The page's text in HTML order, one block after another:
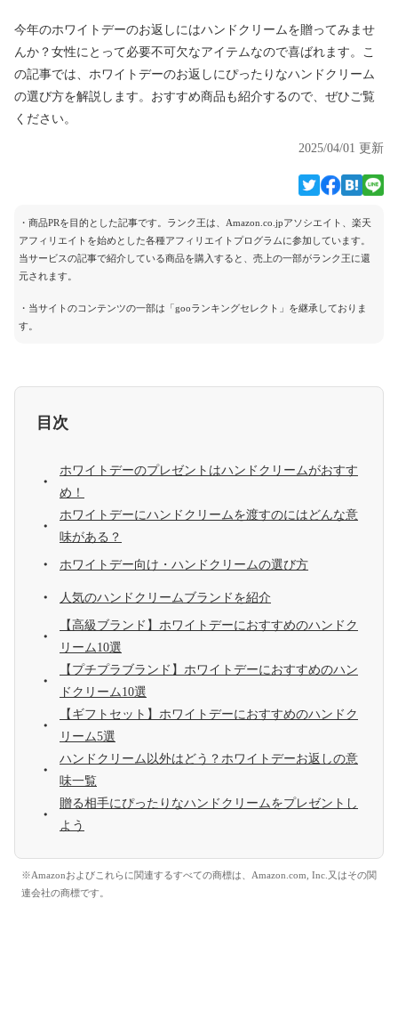
今年のホワイトデーのお返しにはハンドクリームを贈ってみませ
んか？女性にとって必要不可欠なアイテムなので喜ばれます。こ
の記事では、ホワイトデーのお返しにぴったりなハンドクリーム
の選び方を解説します。おすすめ商品も紹介するので、ぜひご覧
ください。
2025/04/01 更新
・商品PRを目的とした記事です。ランク王は、Amazon.co.jpアソシエイト、楽天
アフィリエイトを始めとした各種アフィリエイトプログラムに参加しています。
当サービスの記事で紹介している商品を購入すると、売上の一部がランク王に還
元されます。
・当サイトのコンテンツの一部は「gooランキングセレクト」を継承しておりま
す。
目次
ホワイトデーのプレゼントはハンドクリームがおすす
め！
ホワイトデーにハンドクリームを渡すのにはどんな意
味がある？
ホワイトデー向け・ハンドクリームの選び方
人気のハンドクリームブランドを紹介
【高級ブランド】ホワイトデーにおすすめのハンドク
リーム10選
【プチプラブランド】ホワイトデーにおすすめのハン
ドクリーム10選
【ギフトセット】ホワイトデーにおすすめのハンドク
リーム5選
ハンドクリーム以外はどう？ホワイトデーお返しの意
味一覧
贈る相手にぴったりなハンドクリームをプレゼントし
よう
※Amazonおよびこれらに関連するすべての商標は、Amazon.com, Inc.又はその関
連会社の商標です。